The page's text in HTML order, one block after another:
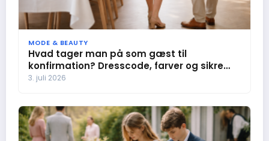
MODE & BEAUTY
Hvad tager man på som gæst til
konfirmation? Dresscode, farver og sikre
valg
3. juli 2026